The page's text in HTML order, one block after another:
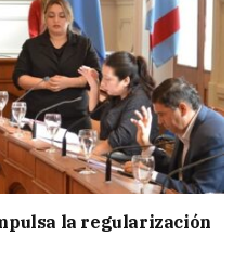
la regularización